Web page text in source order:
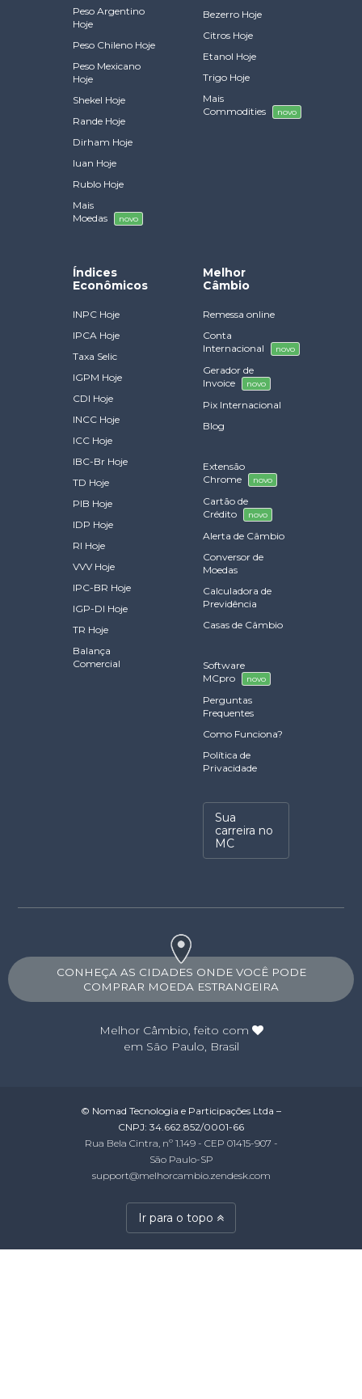
Peso Argentino
Hoje
Peso Chileno Hoje
Peso Mexicano
Hoje
Shekel Hoje
Rande Hoje
Dirham Hoje
Iuan Hoje
Rublo Hoje
Mais
Moedas
novo
Bezerro Hoje
Citros Hoje
Etanol Hoje
Trigo Hoje
Mais
Commodities
novo
Índices
Econômicos
INPC Hoje
IPCA Hoje
Taxa Selic
IGPM Hoje
CDI Hoje
INCC Hoje
ICC Hoje
IBC-Br Hoje
TD Hoje
PIB Hoje
IDP Hoje
RI Hoje
VVV Hoje
IPC-BR Hoje
IGP-DI Hoje
TR Hoje
Balança
Comercial
Melhor
Câmbio
Remessa online
Conta
Internacional
novo
Gerador de
Invoice
novo
Pix Internacional
Blog
Extensão
Chrome
novo
Cartão de
Crédito
novo
Alerta de Câmbio
Conversor de
Moedas
Calculadora de
Previdência
Casas de Câmbio
Software
MCpro
novo
Perguntas
Frequentes
Como Funciona?
Política de
Privacidade
Sua
carreira no
MC
CONHEÇA AS CIDADES ONDE VOCÊ PODE
COMPRAR MOEDA ESTRANGEIRA
Melhor Câmbio, feito com
em São Paulo, Brasil
© Nomad Tecnologia e Participações Ltda –
CNPJ: 34.662.852/0001-66
Rua Bela Cintra, nº 1.149 - CEP 01415-907 -
São Paulo-SP
support@melhorcambio.zendesk.com
Ir para o topo